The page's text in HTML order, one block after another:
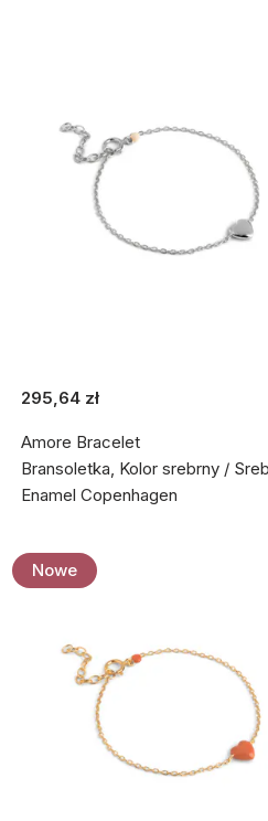
925
295,64 zł
Amore Bracelet
Bransoletka, Kolor srebrny /
Enamel Copenhagen
Nowe